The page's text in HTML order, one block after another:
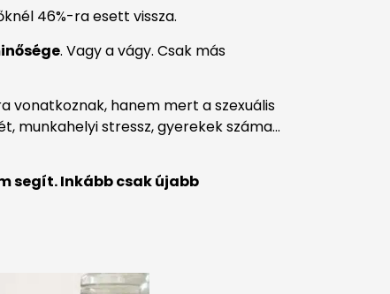
46%-ra esett vissza.
. Vagy a vágy. Csak más
vonatkoznak, hanem mert a szexuális
munkahelyi stressz, gyerekek száma…
segít. Inkább csak újabb